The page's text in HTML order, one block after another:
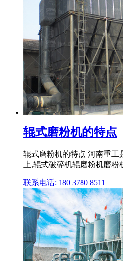
辊式磨粉机的特点
辊式磨粉机的特点 河南重工
上,辊式破碎机辊磨粉机磨
联系电话: 180 3780 8511